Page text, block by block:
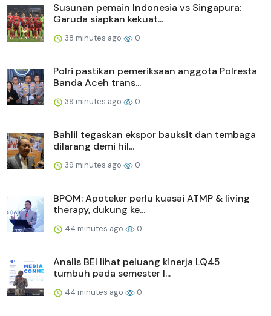
Susunan pemain Indonesia vs Singapura:
Garuda siapkan kekuat...
38 minutes ago 0
Polri pastikan pemeriksaan anggota Polresta
Banda Aceh trans...
39 minutes ago 0
Bahlil tegaskan ekspor bauksit dan tembaga
dilarang demi hil...
39 minutes ago 0
BPOM: Apoteker perlu kuasai ATMP & living
therapy, dukung ke...
44 minutes ago 0
Analis BEI lihat peluang kinerja LQ45
tumbuh pada semester I...
44 minutes ago 0